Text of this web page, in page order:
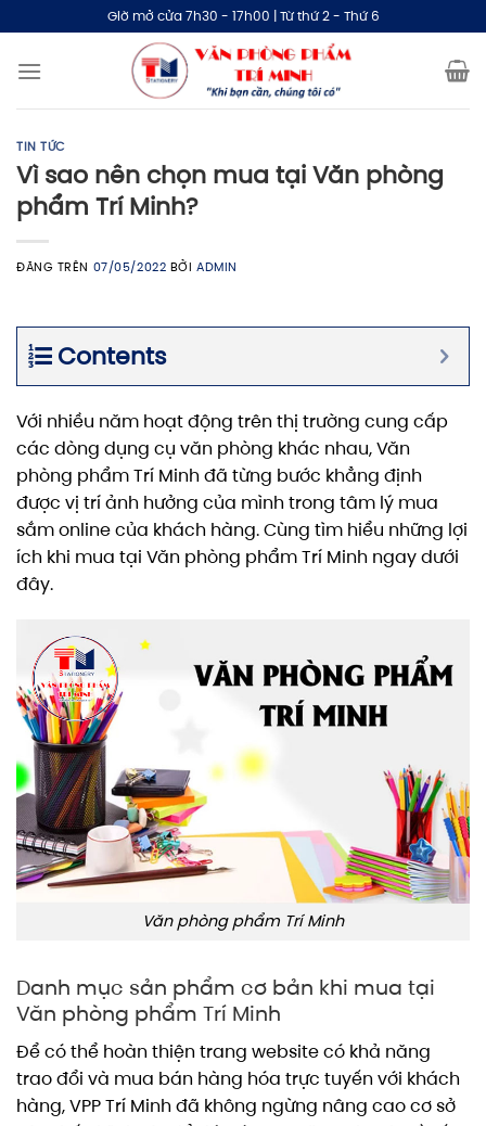
qua
nội
Giờ mở cửa 7h30 - 17h00 | Từ thứ 2 - Thứ 6
TIN TỨC
Vì sao nên chọn mua tại Văn phòng
phẩm Trí Minh?
ĐĂNG TRÊN 07/05/2022 BỞIADMIN
Contents
Với nhiều năm hoạt động trên thị trường cung cấp
các dòng dụng cụ văn phòng khác nhau, Văn
phòng phẩm Trí Minh đã từng bước khẳng định
được vị trí ảnh hưởng của mình trong tâm lý mua
sắm online của khách hàng. Cùng tìm hiểu những lợi
ích khi mua tại Văn phòng phẩm Trí Minh ngay dưới
đây.
Văn phòng phẩm Trí Minh
Danh mục sản phẩm cơ bản khi mua tại
Văn phòng phẩm Trí Minh
Để có thể hoàn thiện trang website có khả năng
trao đổi và mua bán hàng hóa trực tuyến với khách
hàng, VPP Trí Minh đã không ngừng nâng cao cơ sở